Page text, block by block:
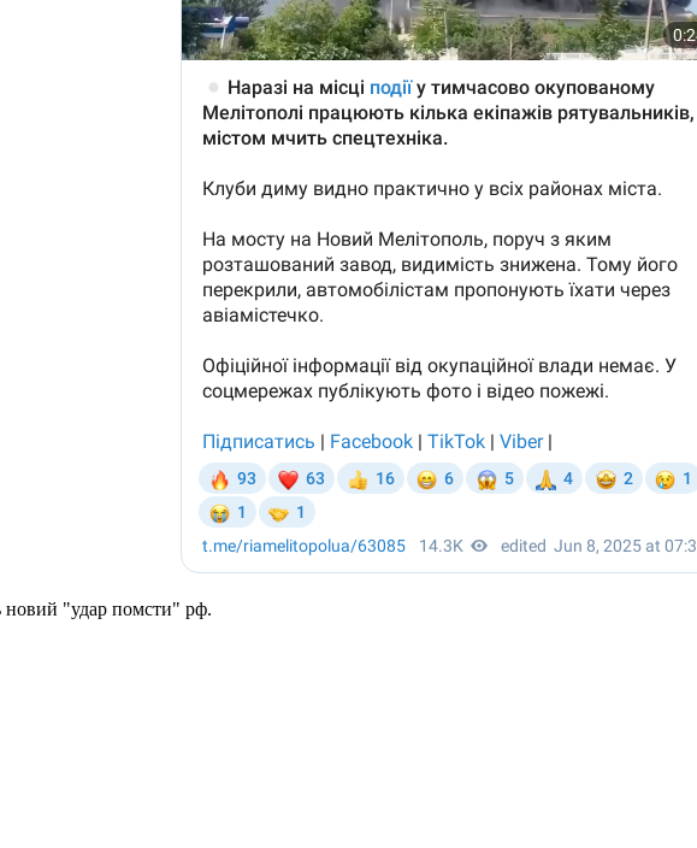
"удар помсти" рф.